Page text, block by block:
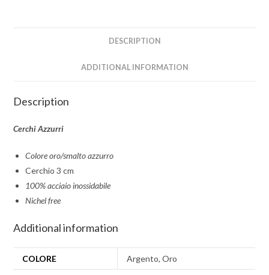
DESCRIPTION
ADDITIONAL INFORMATION
Description
Cerchi Azzurri
Colore oro/smalto azzurro
Cerchio 3 cm
100% acciaio inossidabile
Nichel free
Additional information
COLORE Argento, Oro